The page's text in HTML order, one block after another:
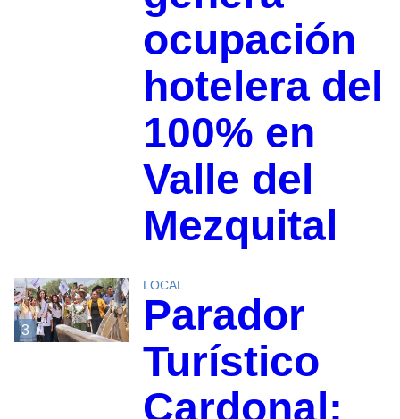
ocupación
hotelera del
100% en
Valle del
Mezquital
3
LOCAL
Parador
Turístico
Cardonal: